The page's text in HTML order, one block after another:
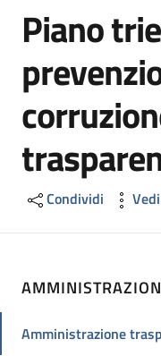
Piano
Condividi
Amministrazione
Attivo